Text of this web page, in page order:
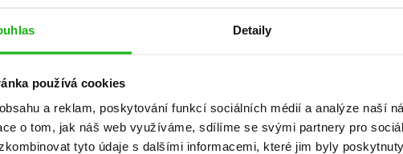
Detaily
používá cookies
a reklam, poskytování funkcí sociálních médií a analýze naší
o tom, jak náš web využíváme, sdílíme se svými partnery pro
tyto údaje s dalšími informacemi, které jim byly